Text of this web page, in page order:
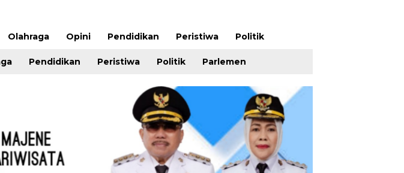
Olahraga Opini Pendidikan Peristiwa Politik
Pendidikan Peristiwa Politik Parlemen